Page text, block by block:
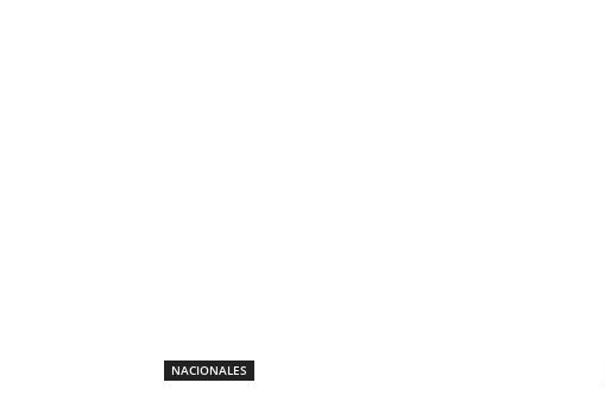
NACIONALES